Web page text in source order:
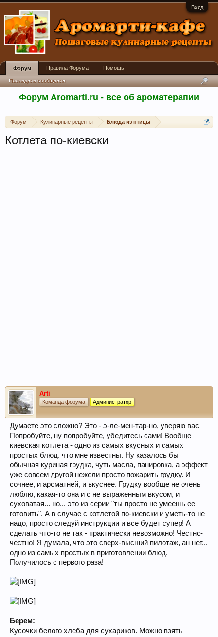
Вход
Форум Aromarti.ru - все об ароматерапии
Форум Кулинарные рецепты Блюда из птицы
Котлета по-киевски
Arti
Команда форума Администратор
Думаете это сложно? Это - э-ле-мен-тар-но, уверяю вас!
Попробуйте, ну попробуйте, убедитесь сами! Вообще
киевская котлета - одно из самых вкусных и самых
простых блюд, что мне известны. Ну казалось бы
обычная куриная грудка, чуть масла, панировка, а эффект
уже совсем другой нежели просто пожарить грудку. И
сочнее, и ароматней, и вкуснее. Грудку вообще не очень
люблю, какая-то она и с не выраженным вкусом, и
суховатая... но... это из серии "ты просто не умеешь ее
готовить". А в случае с котлетой по-киевски и уметь-то не
надо, просто следуй инструкции и все будет супер! А
сделать что-то не так - практически невозможно! Честно-
честно! Я думала, что это сверх-высший пилотаж, ан нет...
одно из самых простых в приготовлении блюд.
Получилось с первого раза!
Берем:
Кусочки белого хлеба для сухариков. Можно взять
Форум
Последние сообщения
Правила Форума Помощь